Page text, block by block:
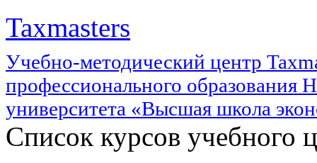
Taxmasters
Учебно-методический центр
профессионального образования
университета «Высшая школа
Список курсов учебного